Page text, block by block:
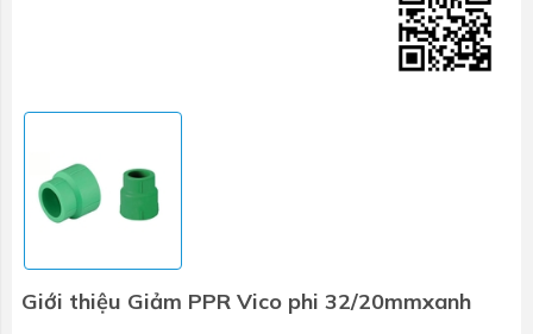
Giới thiệu Giảm PPR Vico phi 32/20mmxanh